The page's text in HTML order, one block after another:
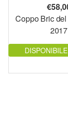
€
Coppo Bric
2017
DISPONIBILE